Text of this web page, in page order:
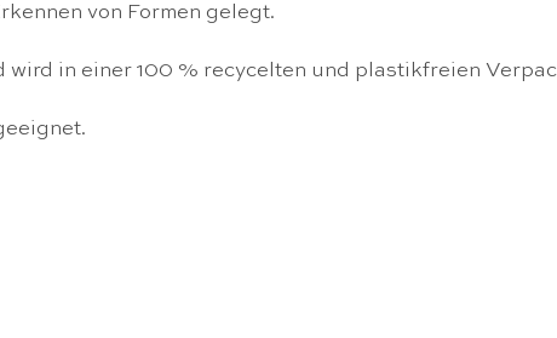
von Formen gelegt.
in einer 100 % recycelten und plastikfreien